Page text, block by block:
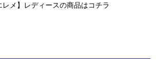
レメ】レディースの商品はコチラ